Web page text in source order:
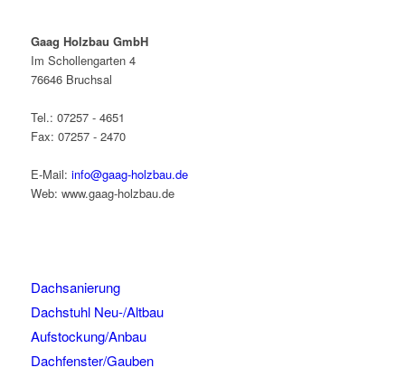
Gaag Holzbau GmbH
Im Schollengarten 4
76646 Bruchsal
Tel.: 07257 - 4651
Fax: 07257 - 2470
E-Mail: info@gaag-holzbau.de
Web: www.gaag-holzbau.de
Dachsanierung
Dachstuhl Neu-/Altbau
Aufstockung/Anbau
Dachfenster/Gauben